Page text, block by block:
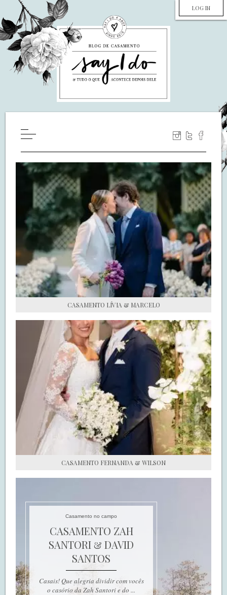
LOG IN
WILL YOU MARRY ME?
LUA DE MEL
COZINHA
DECORAÇÃO
DE NOIVA PRA NOIVA
S.O.S CASADAS
FALE COM O SAY I DO
CASAMENTO LÍVIA & MARCELO
CASAMENTO FERNANDA & WILSON
Casamento no campo
CASAMENTO ZAH
SANTORI & DAVID
SANTOS
Casais! Que alegria dividir com vocês
o casório da Zah Santori e do ...